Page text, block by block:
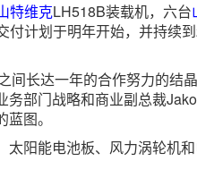
特维克LH518B装载机，六台
付计划于明年开始，并持续
间长达一年的合作努力的结
部门战略和商业副总裁
图。
阳能电池板、风力涡轮机